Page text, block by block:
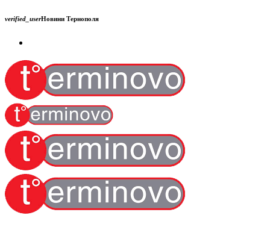
verified_userНовини Тернополя